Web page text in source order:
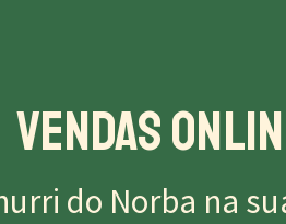
Vendas
do Norba na